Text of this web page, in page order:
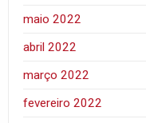
maio 2022
abril 2022
março 2022
fevereiro 2022